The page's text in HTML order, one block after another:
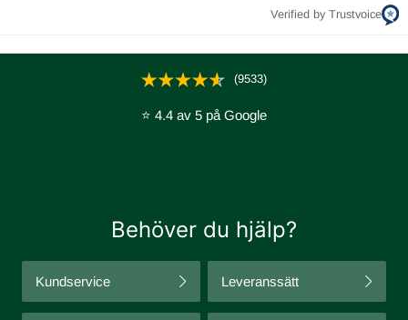
Verified by Trustvoice
(9533)
⭐ 4.4 av 5 på Google
Behöver du hjälp?
Kundservice Leveranssätt